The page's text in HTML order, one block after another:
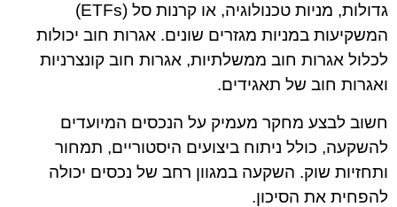
גדולות, מניות טכנולוגיה, או קרנות סל (ETFs)
המשקיעות במניות מגזרים שונים. אגרות חוב יכולות
לכלול אגרות חוב ממשלתיות, אגרות חוב קונצרניות
ואגרות חוב של תאגידים.
חשוב לבצע מחקר מעמיק על הנכסים המיועדים
להשקעה, כולל ניתוח ביצועים היסטוריים, תמחור
ותחזיות שוק. השקעה במגוון רחב של נכסים יכולה
להפחית את הסיכון.